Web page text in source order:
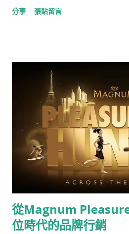
不同？
分享 張貼留言
從Magnum
位時代的品牌行銷